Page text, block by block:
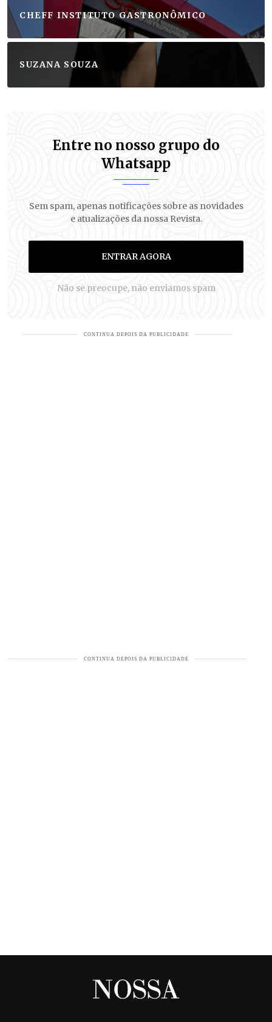
CHEFF INSTITUTO GASTRONÔMICO
SUZANA SOUZA
Entre no nosso grupo do
Whatsapp
Sem spam, apenas notificações sobre as novidades
e atualizações da nossa Revista.
ENTRAR AGORA
Não se preocupe, não enviamos spam